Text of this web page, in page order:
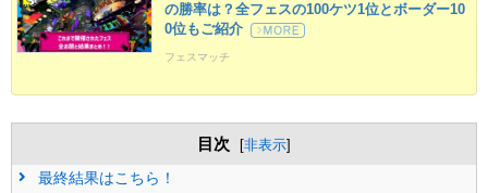
の勝率は？全フェスの100ケツ1位とボーダー10
0位もご紹介
フェスマッチ
目次 [非表示]
最終結果はこちら！